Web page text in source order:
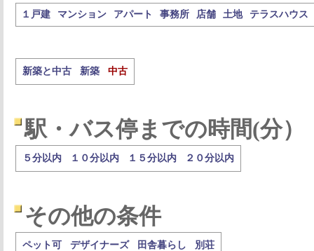
１戸建 マンション アパート 事務所 店舗 土地 テラスハウス
新築と中古 新築 中古
駅・バス停までの時間(分）
５分以内 １０分以内 １５分以内 ２０分以内
その他の条件
ペット可 デザイナーズ 田舎暮らし 別荘